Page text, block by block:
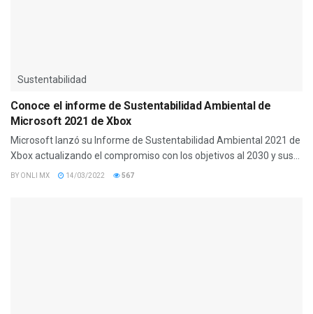
Sustentabilidad
Conoce el informe de Sustentabilidad Ambiental de
Microsoft 2021 de Xbox
Microsoft lanzó su Informe de Sustentabilidad Ambiental 2021 de
Xbox actualizando el compromiso con los objetivos al 2030 y sus...
BY ONLI MX 14/03/2022 567